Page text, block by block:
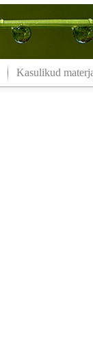
Kasulikud